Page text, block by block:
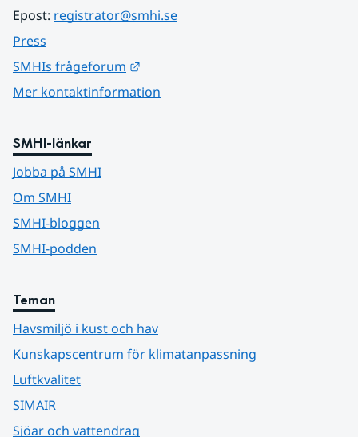
Epost: registrator@smhi.se
Press
SMHIs frågeforum
Mer kontaktinformation
SMHI-länkar
Jobba på SMHI
Om SMHI
SMHI-bloggen
SMHI-podden
Teman
Havsmiljö i kust och hav
Kunskapscentrum för klimatanpassning
Luftkvalitet
SIMAIR
Sjöar och vattendrag